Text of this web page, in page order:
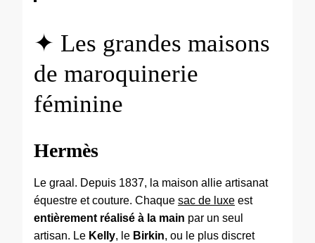
✦ Les grandes maisons
de maroquinerie
féminine
Hermès
Le graal. Depuis 1837, la maison allie artisanat
équestre et couture. Chaque sac de luxe est
entièrement réalisé à la main par un seul
artisan. Le Kelly, le Birkin, ou le plus discret